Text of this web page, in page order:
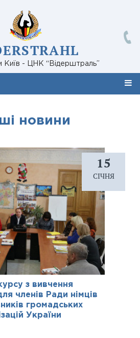
Київ - ЦНК “Відерштраль”
новини
15
СІЧНЯ
з вивчення
членів Ради німців
громадських
України